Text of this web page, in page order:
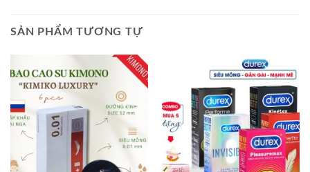
SẢN PHẨM TƯƠNG TỰ